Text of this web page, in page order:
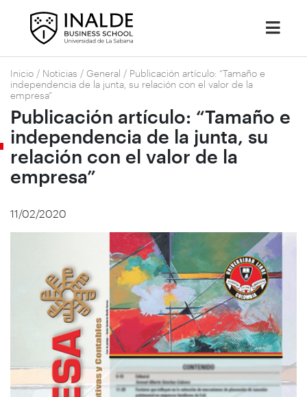
Inicio / Noticias / General / Publicación artículo: “Tamaño e
independencia de la junta, su relación con el valor de la
empresa”
Publicación artículo: “Tamaño e
independencia de la junta, su
relación con el valor de la
empresa”
11/02/2020